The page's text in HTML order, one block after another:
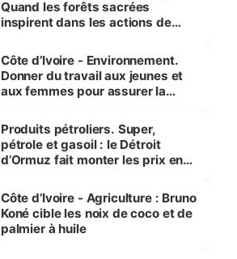
Quand les forêts sacrées
inspirent dans les actions de
Côte d’Ivoire - Environnement.
Donner du travail aux jeunes et
aux femmes pour assurer la
menacées
Produits pétroliers. Super,
pétrole et gasoil : le Détroit
d’Ormuz fait monter les prix en
Côte d’Ivoire - Agriculture : Bruno
Koné cible les noix de coco et de
palmier à huile